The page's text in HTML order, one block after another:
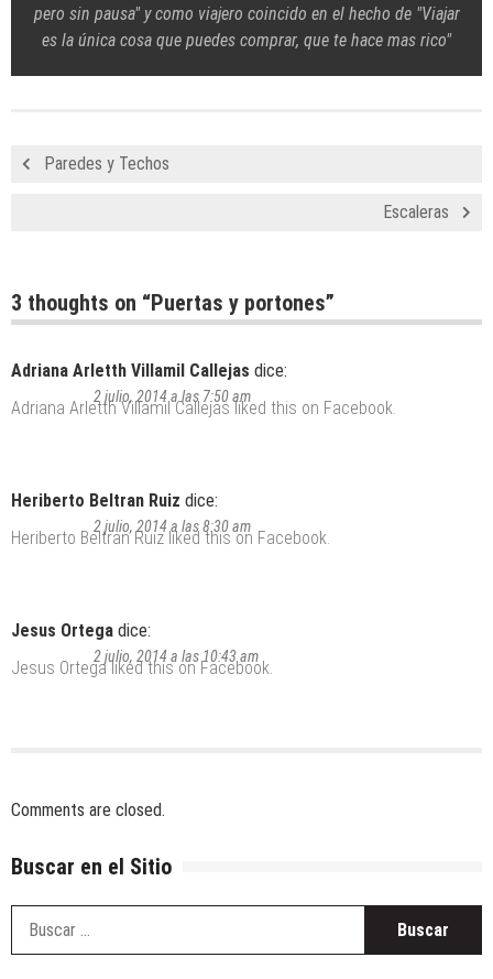
pero sin pausa" y como viajero coincido en el hecho de "Viajar
es la única cosa que puedes comprar, que te hace mas rico"
Paredes y Techos
Escaleras
3 thoughts on “Puertas y portones”
Adriana Arletth Villamil Callejas dice:
2 julio, 2014 a las 7:50 am
Adriana Arletth Villamil Callejas liked this on Facebook.
Heriberto Beltran Ruiz dice:
2 julio, 2014 a las 8:30 am
Heriberto Beltran Ruizliked this on Facebook.
Jesus Ortega dice:
2 julio, 2014 a las 10:43 am
Jesus Ortegaliked this on Facebook.
Comments are closed.
Buscar en el Sitio